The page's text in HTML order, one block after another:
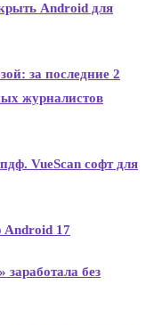
Android для
за последние 2
журналистов
VueScan софт для
Android 17
без